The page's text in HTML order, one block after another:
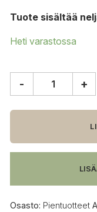
Tuote sisältää
Heti varastossa
36
4-
pack
- +
Osasto: Pientuotteet